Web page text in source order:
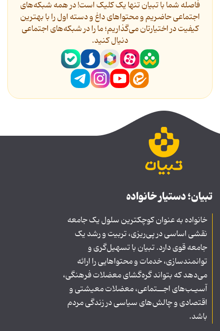
فاصله شما با تبیان تنها یک کلیک است! در همه شبکه‌های
اجتماعی حاضریم و محتواهای داغ و دسته اول را با بهترین
کیفیت در اختیارتان می‌گذاریم؛ ما را در شبکه‌های اجتماعی
دنیال کنید.
تبیان؛ دستیار خانواده
خانواده به عنوان کوچکترین سلول یک جامعه
نقشی اساسی در پی‌ریزی، تربیت و رشد یک
جامعه قوی دارد. تبیان با تسهیل‌گری و
توانمندسازی، خدمات و محتواهایی را ارائه
می‌دهد که بتواند گره‌گشای معضلات فرهنگی،
آسیـب‌های اجــتماعی، معضلات معیشتی و
اقتصادی و چالش‌های سیاسی در زندگی مردم
باشد.